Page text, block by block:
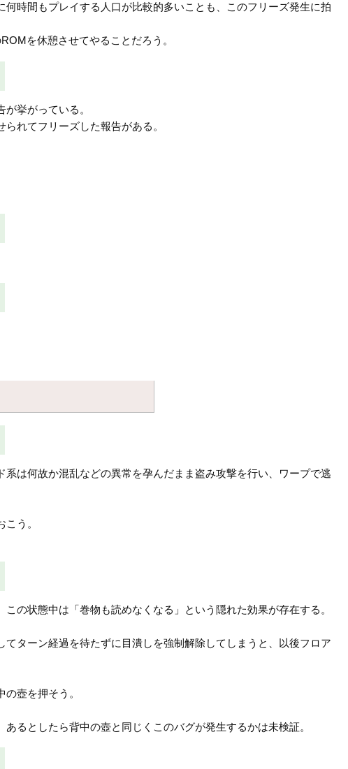
時間もプレイする人口が比較的多いことも、このフリーズ発生に拍
を休憩させてやることだろう。
挙がっている。
られてフリーズした報告がある。
は何故か混乱などの異常を孕んだまま盗み攻撃を行い、ワープで逃
う。
の状態中は「巻物も読めなくなる」という隠れた効果が存在する。
ターン経過を待たずに目潰しを強制解除してしまうと、以後フロア
壺を押そう。
るとしたら背中の壺と同じくこのバグが発生するかは未検証。